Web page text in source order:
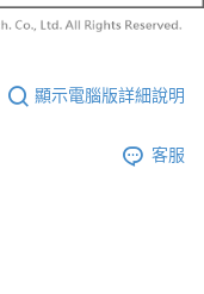
查看運費
顯示電腦版詳細說明
客服